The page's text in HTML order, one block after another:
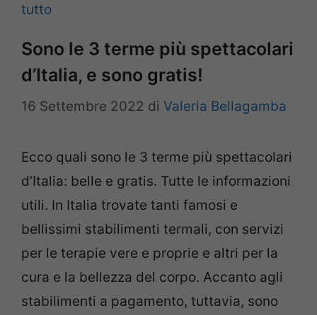
tutto
Sono le 3 terme più spettacolari
d’Italia, e sono gratis!
16 Settembre 2022 di Valeria Bellagamba
Ecco quali sono le 3 terme più spettacolari
d’Italia: belle e gratis. Tutte le informazioni
utili. In Italia trovate tanti famosi e
bellissimi stabilimenti termali, con servizi
per le terapie vere e proprie e altri per la
cura e la bellezza del corpo. Accanto agli
stabilimenti a pagamento, tuttavia, sono